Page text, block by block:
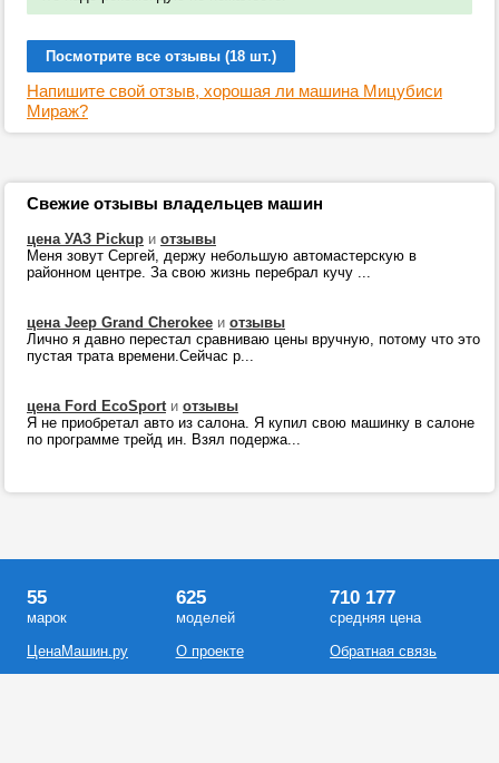
Посмотрите все отзывы (18 шт.)
Напишите свой отзыв, хорошая ли машина Мицубиси
Мираж?
Свежие отзывы владельцев машин
цена УАЗ Pickup и отзывы
Меня зовут Сергей, держу небольшую автомастерскую в
районном центре. За свою жизнь перебрал кучу ...
цена Jeep Grand Cherokee и отзывы
Лично я давно перестал сравниваю цены вручную, потому что это
пустая трата времени.Сейчас р...
цена Ford EcoSportи отзывы
Я не приобретал авто из салона. Я купил свою машинку в салоне
по программе трейд ин. Взял подержа...
55
марок
ЦенаМашин.ру
625
моделей
О проекте
710 177
средняя цена
Обратная связь